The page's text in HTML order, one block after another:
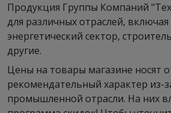
Продукция Группы Компаний
для различных отраслей,
энергетический сектор,
другие.
Цены на товары магазине носят
рекомендательный характер из-
промышленной отрасли. На них